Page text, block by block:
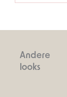
Andere
looks